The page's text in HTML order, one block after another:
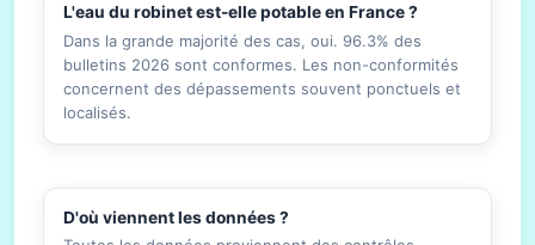
L'eau du robinet est-elle potable en France ?
Dans la grande majorité des cas, oui. 96.3% des
bulletins 2026 sont conformes. Les non-conformités
concernent des dépassements souvent ponctuels et
localisés.
D'où viennent les données ?